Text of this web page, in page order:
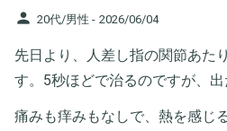
person 20代/男性 - 2026/06/04
先日より、人差し指の関節あた
す。5秒ほどで治るのですが、出
痛みも痒みもなしで、熱を感じ